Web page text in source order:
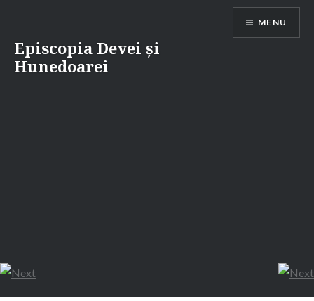
content
Episcopia Devei și
Hunedoarei
MENU